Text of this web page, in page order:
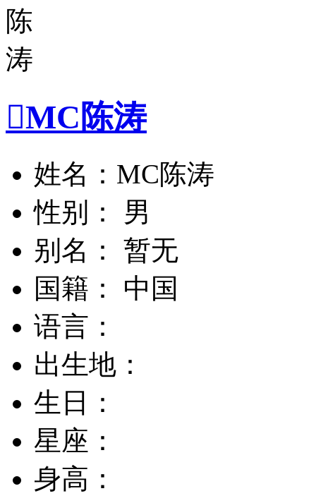
MC陈涛
姓名：MC陈涛
性别： 男
别名： 暂无
国籍： 中国
语言：
出生地：
生日：
星座：
身高：